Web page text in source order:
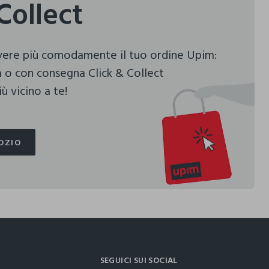
più comodamente il tuo ordine Upim:
con consegna Click & Collect
vicino a te!
SEGUICI SUI SOCIAL